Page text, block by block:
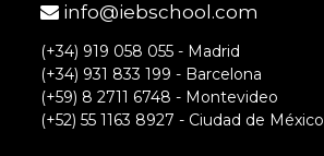
info@iebschool.com
(+34) 919 058 055 - Madrid
(+34) 931 833 199 - Barcelona
(+59) 8 2711 6748 - Montevideo
(+52) 55 1163 8927 - Ciudad de México